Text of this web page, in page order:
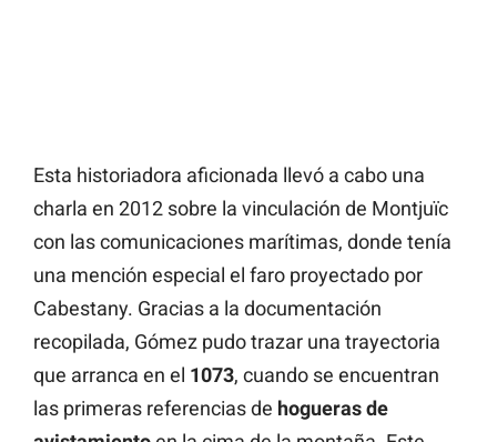
Esta historiadora aficionada llevó a cabo una
charla en 2012 sobre la vinculación de Montjuïc
con las comunicaciones marítimas, donde tenía
una mención especial el faro proyectado por
Cabestany. Gracias a la documentación
recopilada, Gómez pudo trazar una trayectoria
que arranca en el 1073, cuando se encuentran
las primeras referencias de hoguerasde